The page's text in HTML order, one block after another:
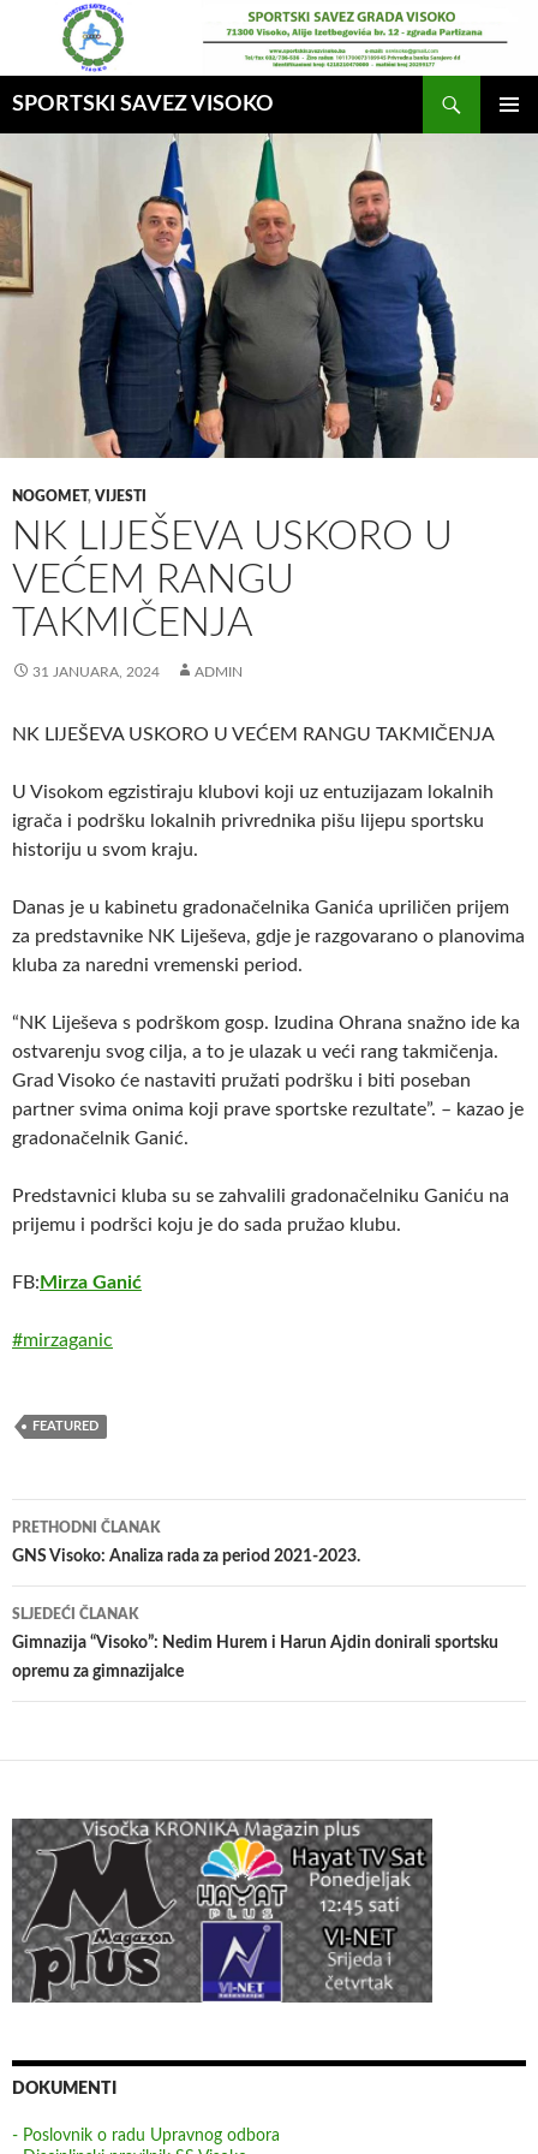
SPORTSKI SAVEZ VISOKO
NOGOMET, VIJESTI
NK LIJEŠEVA USKORO U
VEĆEM RANGU
TAKMIČENJA
31 JANUARA, 2024 ADMIN
NK LIJEŠEVA USKORO U VEĆEM RANGU TAKMIČENJA
U Visokom egzistiraju klubovi koji uz entuzijazam lokalnih
igrača i podršku lokalnih privrednika pišu lijepu sportsku
historiju u svom kraju.
Danas je u kabinetu gradonačelnika Ganića upriličen prijem
za predstavnike NK Liješeva, gdje je razgovarano o planovima
kluba za naredni vremenski period.
“NK Liješeva s podrškom gosp. Izudina Ohrana snažno ide ka
ostvarenju svog cilja, a to je ulazak u veći rang takmičenja.
Grad Visoko će nastaviti pružati podršku i biti poseban
partner svima onima koji prave sportske rezultate”. – kazao je
gradonačelnik Ganić.
Predstavnici kluba su se zahvalili gradonačelniku Ganiću na
prijemu i podršci koju je do sada pružao klubu.
FB: Mirza Ganić
#mirzaganic
FEATURED
Navigacija
članaka
PRETHODNI ČLANAK
GNS Visoko: Analiza rada za period 2021-2023.
SLJEDEĆI ČLANAK
Gimnazija “Visoko”: Nedim Hurem i Harun Ajdin donirali sportsku
opremu za gimnazijalce
DOKUMENTI
- Poslovnik o radu Upravnog odbora